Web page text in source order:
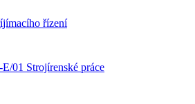
řízení
E/01 Strojírenské práce